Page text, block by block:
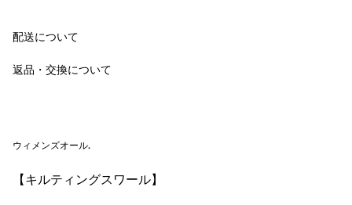
配送について
返品・交換について
ウィメンズオール.
【キルティングスワール】